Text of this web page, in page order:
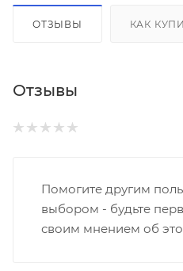
ОТЗЫВЫ КАК
Отзывы
Помогите другим
выбором - будьте
своим мнением об